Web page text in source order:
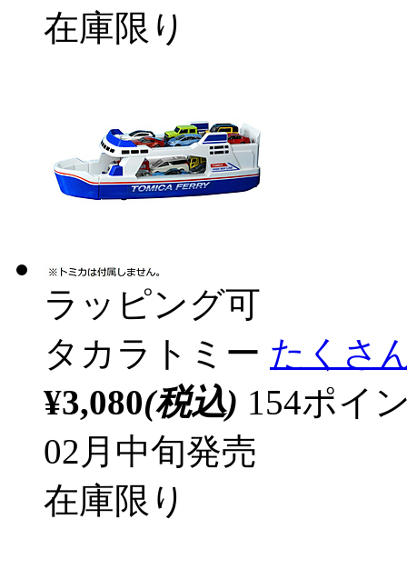
在庫限り
ラッピング可
タカラトミー たくさ
¥3,080(税込) 154ポイ
02月中旬発売
在庫限り